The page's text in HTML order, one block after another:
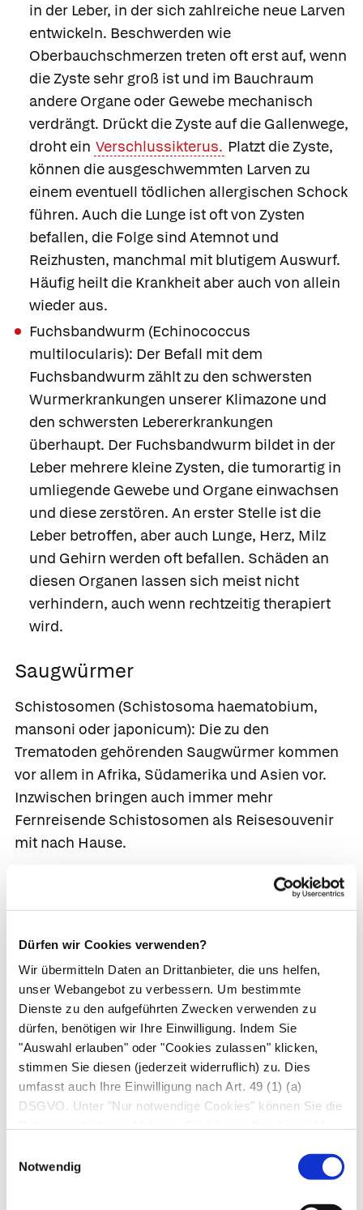
Dürfen wir Cookies verwenden?
Wir übermitteln Daten an Drittanbieter, die uns helfen,
unser Webangebot zu verbessern. Um bestimmte
Dienste zu den aufgeführten Zwecken verwenden zu
dürfen, benötigen wir Ihre Einwilligung. Indem Sie
"Auswahl erlauben" oder "Cookies zulassen" klicken,
stimmen Sie diesen (jederzeit widerruflich) zu. Dies
umfasst auch Ihre Einwilligung nach Art. 49 (1) (a)
DSGVO. Unter "Nur notwendige Cookies" können Sie die
Notwendig
in der Leber, in der sich zahlreiche neue Larven
entwickeln. Beschwerden wie
Oberbauchschmerzen treten oft erst auf, wenn
die Zyste sehr groß ist und im Bauchraum
andere Organe oder Gewebe mechanisch
verdrängt. Drückt die Zyste auf die Gallenwege,
droht ein Verschlussikterus. Platzt die Zyste,
können die ausgeschwemmten Larven zu
einem eventuell tödlichen allergischen Schock
führen. Auch die Lunge ist oft von Zysten
befallen, die Folge sind Atemnot und
Reizhusten, manchmal mit blutigem Auswurf.
Häufig heilt die Krankheit aber auch von allein
wieder aus.
Fuchsbandwurm (Echinococcus
multilocularis): Der Befall mit dem
Fuchsbandwurm zählt zu den schwersten
Wurmerkrankungen unserer Klimazone und
den schwersten Lebererkrankungen
überhaupt. Der Fuchsbandwurm bildet in der
Leber mehrere kleine Zysten, die tumorartig in
umliegende Gewebe und Organe einwachsen
und diese zerstören. An erster Stelle ist die
Leber betroffen, aber auch Lunge, Herz, Milz
und Gehirn werden oft befallen. Schäden an
diesen Organen lassen sich meist nicht
verhindern, auch wenn rechtzeitig therapiert
wird.
Saugwürmer
Schistosomen (Schistosoma haematobium,
mansoni oder japonicum): Die zu den
Trematoden gehörenden Saugwürmer kommen
vor allem in Afrika, Südamerika und Asien vor.
Inzwischen bringen auch immer mehr
Fernreisende Schistosomen als Reisesouvenir
mit nach Hause.
Die Larven der Würmer entwickeln sich in
Süßwasserschnecken und dringen über die Haut
Flüssen und Seen oder beim Waten durch
Pfützen. Im Menschen gelangen sie in die Leber,
reifen dort heran und wandern dann in Darm
oder Blase. Dort legen die Würmer ihre Eier, die
dann über Stuhl und Urin wieder zurück in die
Gewässer gelangen. Eier, die im Körper
verbleiben, führen zu Entzündungen, wobei die
Symptome vom jeweiligen Organbefall
abhängen.
Die eigentlichen Symptome treten erst Wochen
bis Monate später auf, z. B. Fieber, Müdigkeit,